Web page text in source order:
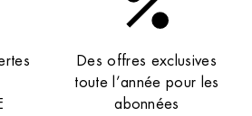
Des offres exclusives
toute l’année pour les
abonnées